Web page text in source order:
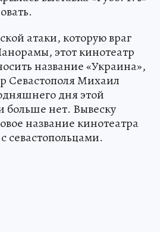
атаки, которую враг
этот кинотеатр
название «Украина»,
Севастополя Михаил
дня этой
больше нет. Вывеску
название кинотеатра
севастопольцами.